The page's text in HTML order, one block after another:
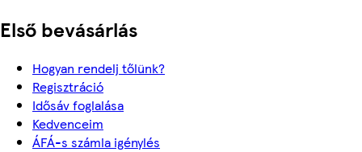
Első bevásárlás
Hogyan rendelj tőlünk?
Regisztráció
Idősáv foglalása
Kedvenceim
ÁFÁ-s számla igénylés